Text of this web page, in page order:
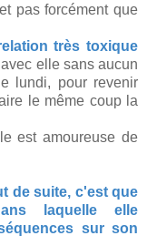
pas forcément que
très toxique
elle sans aucun
lundi, pour revenir
le même coup la
est amoureuse de
de suite, c'est que
laquelle elle
sur son